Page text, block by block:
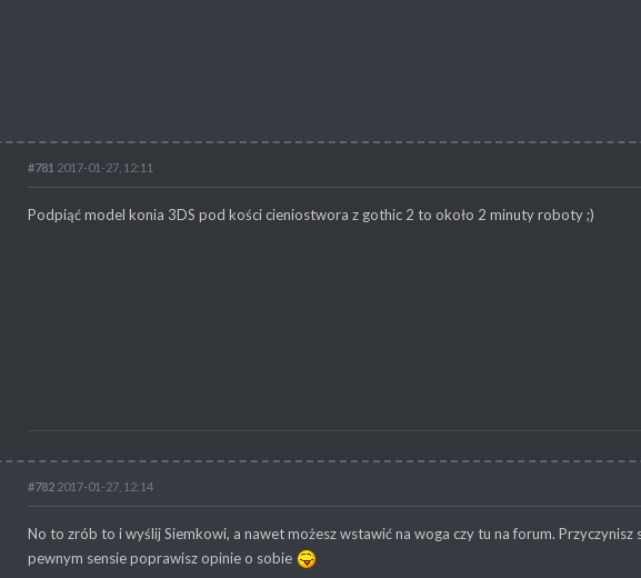
Nowy porządek
#781 2017-01-27, 12:11
Podpiąć model konia 3DS pod kości cieniostwora z gothic 2 to około 2 minuty roboty ;)
Zielony goblin - za dnia biznesmen, w nocy złoczyńca
#782 2017-01-27, 12:14
No to zrób to i wyślij Siemkowi, a nawet możesz wstawić na woga czy tu na forum.
pewnym sensie poprawisz opinie o sobie